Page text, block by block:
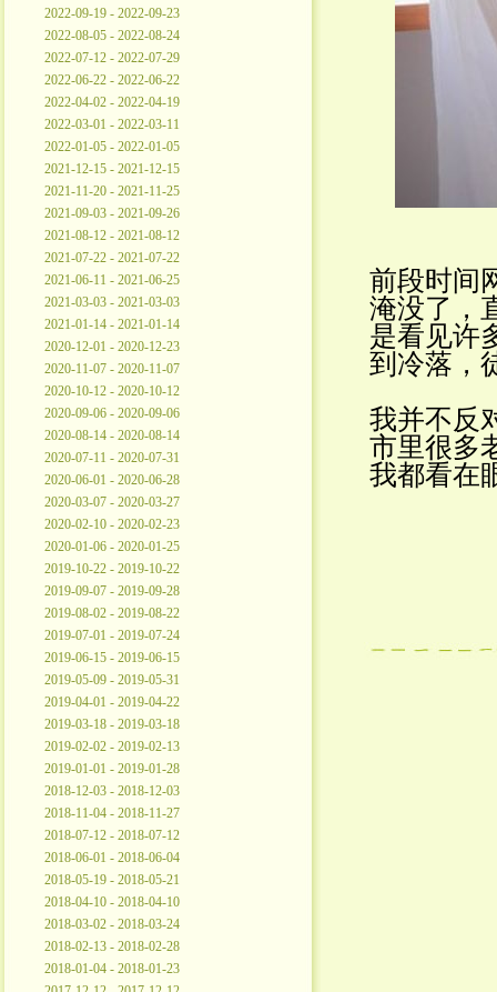
2022-09-19 - 2022-09-23
2022-08-05 - 2022-08-24
2022-07-12 - 2022-07-29
2022-06-22 - 2022-06-22
2022-04-02 - 2022-04-19
2022-03-01 - 2022-03-11
2022-01-05 - 2022-01-05
2021-12-15 - 2021-12-15
2021-11-20 - 2021-11-25
2021-09-03 - 2021-09-26
2021-08-12 - 2021-08-12
2021-07-22 - 2021-07-22
2021-06-11 - 2021-06-25
2021-03-03 - 2021-03-03
2021-01-14 - 2021-01-14
2020-12-01 - 2020-12-23
2020-11-07 - 2020-11-07
2020-10-12 - 2020-10-12
2020-09-06 - 2020-09-06
2020-08-14 - 2020-08-14
2020-07-11 - 2020-07-31
2020-06-01 - 2020-06-28
2020-03-07 - 2020-03-27
2020-02-10 - 2020-02-23
2020-01-06 - 2020-01-25
2019-10-22 - 2019-10-22
2019-09-07 - 2019-09-28
2019-08-02 - 2019-08-22
2019-07-01 - 2019-07-24
2019-06-15 - 2019-06-15
2019-05-09 - 2019-05-31
2019-04-01 - 2019-04-22
2019-03-18 - 2019-03-18
2019-02-02 - 2019-02-13
2019-01-01 - 2019-01-28
2018-12-03 - 2018-12-03
2018-11-04 - 2018-11-27
2018-07-12 - 2018-07-12
2018-06-01 - 2018-06-04
2018-05-19 - 2018-05-21
2018-04-10 - 2018-04-10
2018-03-02 - 2018-03-24
2018-02-13 - 2018-02-28
2018-01-04 - 2018-01-23
前段时间
淹没了，
是看见许
到冷落，
我并不反
市里很多
我都看在